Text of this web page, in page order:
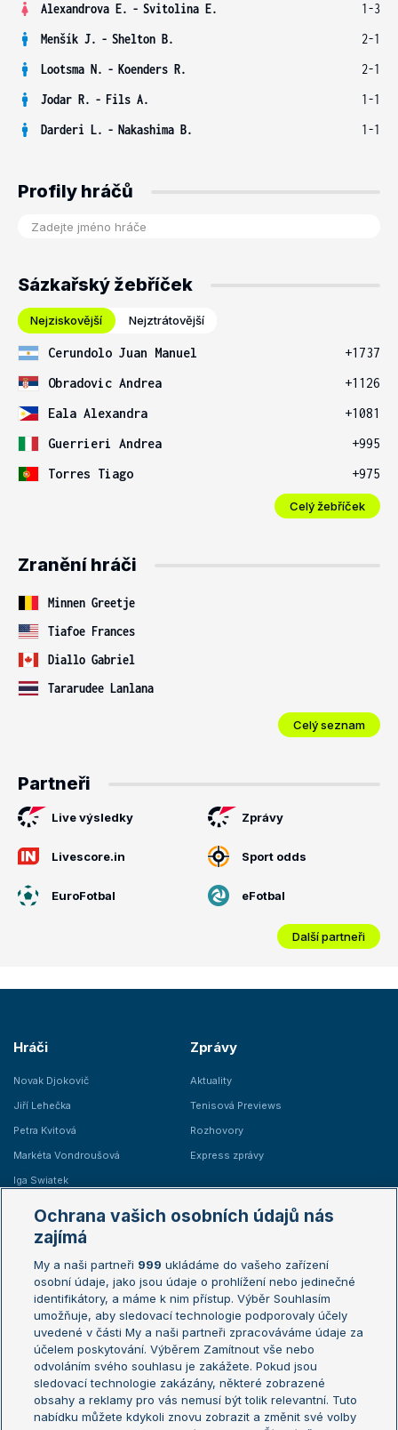
Alexandrova E. - Svitolina E.
1-3
Menšík J. - Shelton B.
2-1
Lootsma N. - Koenders R.
2-1
Jodar R. - Fils A.
1-1
Darderi L. - Nakashima B. 1-1
Profily hráčů
Sázkařský žebříček
Nejziskovější Nejztrátovější
Cerundolo Juan Manuel
+1737
Obradovic Andrea
+1126
Eala Alexandra
+1081
Guerrieri Andrea
+995
Torres Tiago
+975
Celý žebříček
Zranění hráči
Minnen Greetje
Tiafoe Frances
Diallo Gabriel
Tararudee Lanlana
Celý seznam
Partneři
Live výsledky Zprávy
Livescore.in Sport odds
EuroFotbal eFotbal
Další partneři
Hráči
Novak Djokovič
Jiří Lehečka
Petra Kvitová
Markéta Vondroušová
Iga Swiatek
Zprávy
Aktuality
Tenisová Previews
Rozhovory
Express zprávy
Žebříčky
Žebříček ATP (muži)
Žebříček WTA (ženy)
Sázkařský žebříček
Australian Open
French Open
Wimbledon
US Open
Turnaj mistrů
Turnaj mistryň
Aktualní trendy
Ochrana vašich osobních údajů nás
zajímá
My a naši partneři 999 ukládáme do vašeho zařízení
osobní údaje, jako jsou údaje o prohlížení nebo jedinečné
identifikátory, a máme k nim přístup. Výběr Souhlasím
umožňuje, aby sledovací technologie podporovaly účely
uvedené v části My a naši partneři zpracováváme údaje za
účelem poskytování. Výběrem Zamítnout vše nebo
odvoláním svého souhlasu je zakážete. Pokud jsou
sledovací technologie zakázány, některé zobrazené
obsahy a reklamy pro vás nemusí být tolik relevantní. Tuto
nabídku můžete kdykoli znovu zobrazit a změnit své volby